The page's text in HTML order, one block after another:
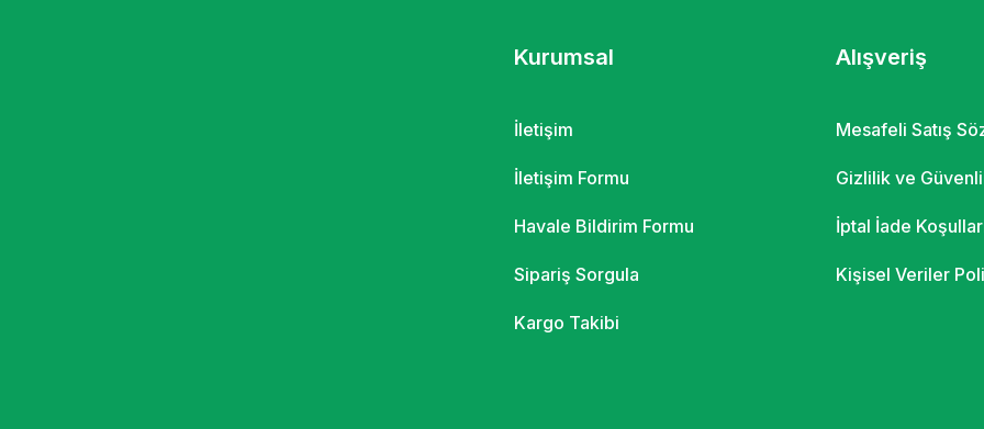
Kurumsal
İletişim
İletişim Formu
Havale Bildirim Formu
Sipariş Sorgula
Kargo Takibi
Alışveriş
Mesafeli Satış
Gizlilik ve
İptal İade
Kişisel Veriler